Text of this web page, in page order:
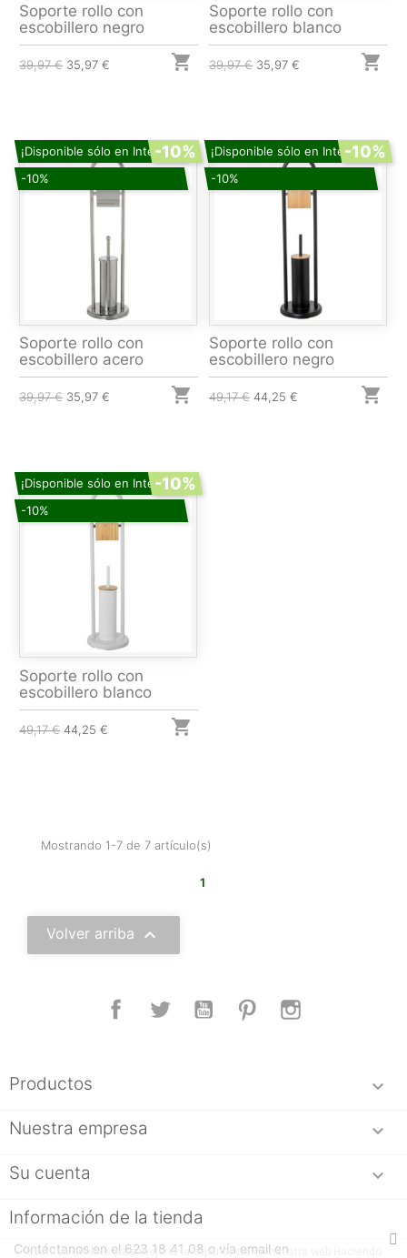
Soporte rollo con
escobillero negro
39,97 € 35,97 € 
Soporte rollo con
escobillero blanco
39,97 € 35,97 € 
¡Disponible sólo en Internet!
-10%
-10%
Soporte rollo con
escobillero acero
39,97 € 35,97 € 
¡Disponible sólo en Internet!
-10%
-10%
Soporte rollo con
escobillero negro
49,17 € 44,25 € 
¡Disponible sólo en Internet!
-10%
-10%
Soporte rollo con
escobillero blanco
49,17 € 44,25 € 
Mostrando 1-7 de 7 artículo(s)
1
Volver arriba 
FacebookTwitter YouTube Pinterest
Productos 
Nuestra empresa 
Su cuenta 
Información de la tienda
Contáctanos en el 623 18 41 08 o vía email en
Usamos cookies para mejorar la experiencia en nuestra web.Haciendo